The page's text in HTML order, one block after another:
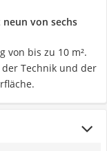
von sechs
von bis zu 10 m².
der Technik und der